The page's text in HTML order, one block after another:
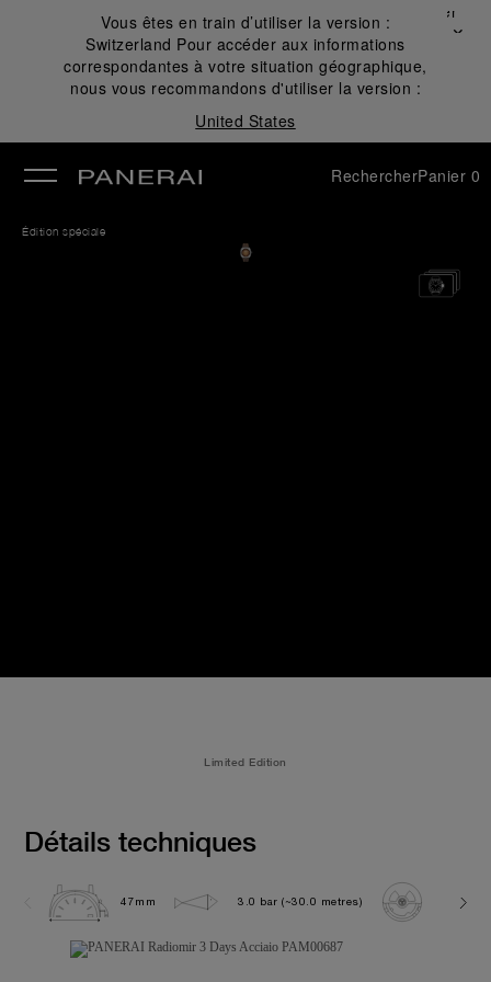
Vous êtes en train d’utiliser la version :
Switzerland Pour accéder aux informations
correspondantes à votre situation géographique,
nous vous recommandons d'utiliser la version :
United States
Fermer
✕
RechercherPanier 0
Édition spéciale
Limited Edition
Détails techniques
47mm 3.0 bar (~30.0 metres) P3000